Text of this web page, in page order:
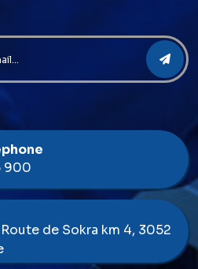
900
de Sokra km 4, 3052